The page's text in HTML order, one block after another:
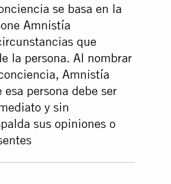
se basa en la
Amnistía
que
la persona. Al nombrar
Amnistía
persona debe ser
y sin
sus opiniones o